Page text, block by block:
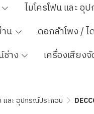
ไมโครโฟน และ อุ
น ดอกลำโพง / ไ
าง เครื่องเสียง
และ อุปกรณ์ประกอบ